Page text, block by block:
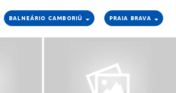
BALNEÁRIO CAMBORIÚ PRAIA BRAVA